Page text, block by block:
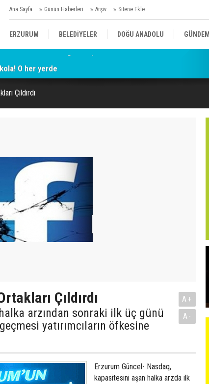
Ana Sayfa Günün Haberleri Arşiv Sitene Ekle
ERZURUM BELEDİYELER DOĞU ANADOLU GÜNDEM
SİYASET
KÜLTÜR/SANAT//MAĞAZİN
O her yerde
Çıldırdı
Çıldırdı
arzından sonraki ilk üç günü
yatırımcıların öfkesine
A+
A-
Erzurum Güncel- Nasdaq,
kapasitesini aşan halka arzda ilk